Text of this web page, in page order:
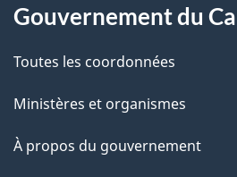
a
g
e
a
c
i
o
Gouvernement du
Toutes les coordonnées
Ministères et organismes
À propos du gouvernement